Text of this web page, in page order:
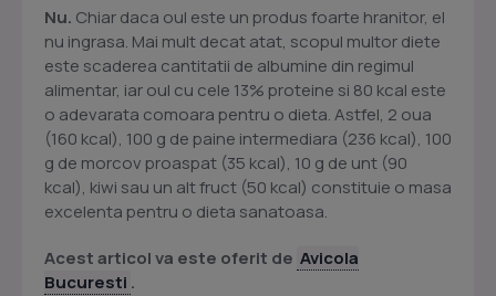
Nu. Chiar daca oul este un produs foarte hranitor, el
nu ingrasa. Mai mult decat atat, scopul multor diete
este scaderea cantitatii de albumine din regimul
alimentar, iar oul cu cele 13% proteine si 80 kcal este
o adevarata comoara pentru o dieta. Astfel, 2 oua
(160 kcal), 100 g de paine intermediara (236 kcal), 100
g de morcov proaspat (35 kcal), 10 g de unt (90
kcal), kiwi sau un alt fruct (50 kcal) constituie o masa
excelenta pentru o dieta sanatoasa.
Acest articol va este oferit de Avicola
Bucuresti .